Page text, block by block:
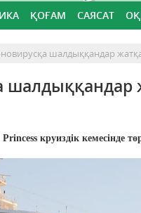
ҚОҒАМ САЯСАТ
шалдыққандар
круиздік кемесінде